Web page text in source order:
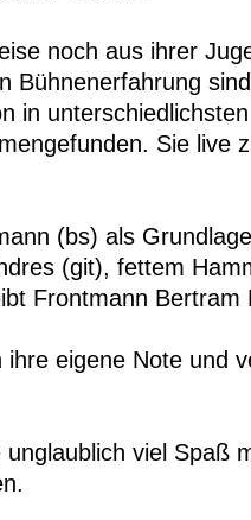
noch aus ihrer
Bühnenerfahrung
in
Sie live
(bs) als
(git), fettem
Frontmann Bertram
eigene Note und
viel Spaß